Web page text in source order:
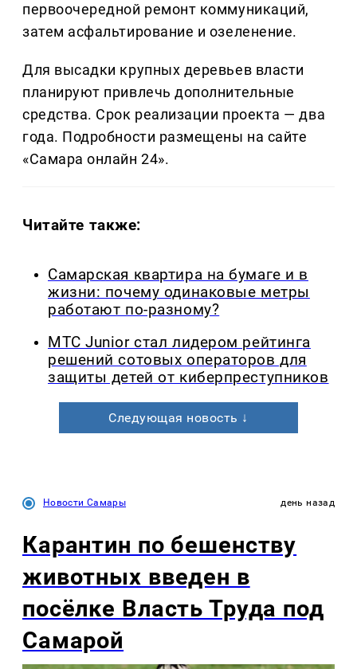
первоочередной ремонт коммуникаций,
затем асфальтирование и озеленение.
Для высадки крупных деревьев власти
планируют привлечь дополнительные
средства. Срок реализации проекта — два
года. Подробности размещены на сайте
«Самара онлайн 24».
Читайте также:
Самарская квартира на бумаге и в
жизни: почему одинаковые метры
работают по-разному?
МТС Junior стал лидером рейтинга
решений сотовых операторов для
защиты детей от киберпреступников
Следующая новость ↓
Новости Самары день назад
Карантин по бешенству
животных введен в
посёлке Власть Труда под
Самарой